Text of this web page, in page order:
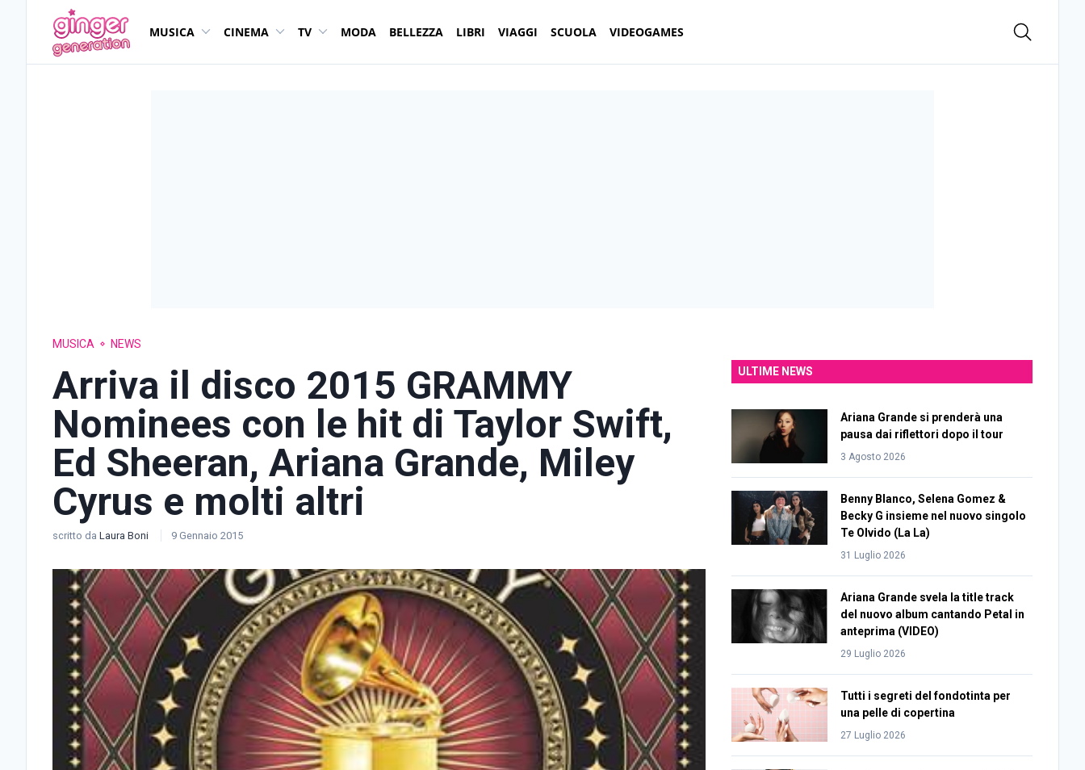
MUSICA CINEMA TV MODA BELLEZZA LIBRI VIAGGI SCUOLA VIDEOGAMES
MUSICA NEWS
Arriva il disco 2015 GRAMMY
Nominees con le hit di Taylor Swift,
Ed Sheeran, Ariana Grande, Miley
Cyrus e molti altri
scritto da Laura Boni 9 Gennaio 2015
ULTIME NEWS
Ariana Grande si prenderà una
pausa dai riflettori dopo il tour
3 Agosto 2026
Benny Blanco, Selena Gomez &
Becky G insieme nel nuovo singolo
Te Olvido (La La)
31 Luglio 2026
Ariana Grande svela la title track
del nuovo album cantando Petal in
anteprima (VIDEO)
29 Luglio 2026
Tutti i segreti del fondotinta per
una pelle di copertina
27 Luglio 2026